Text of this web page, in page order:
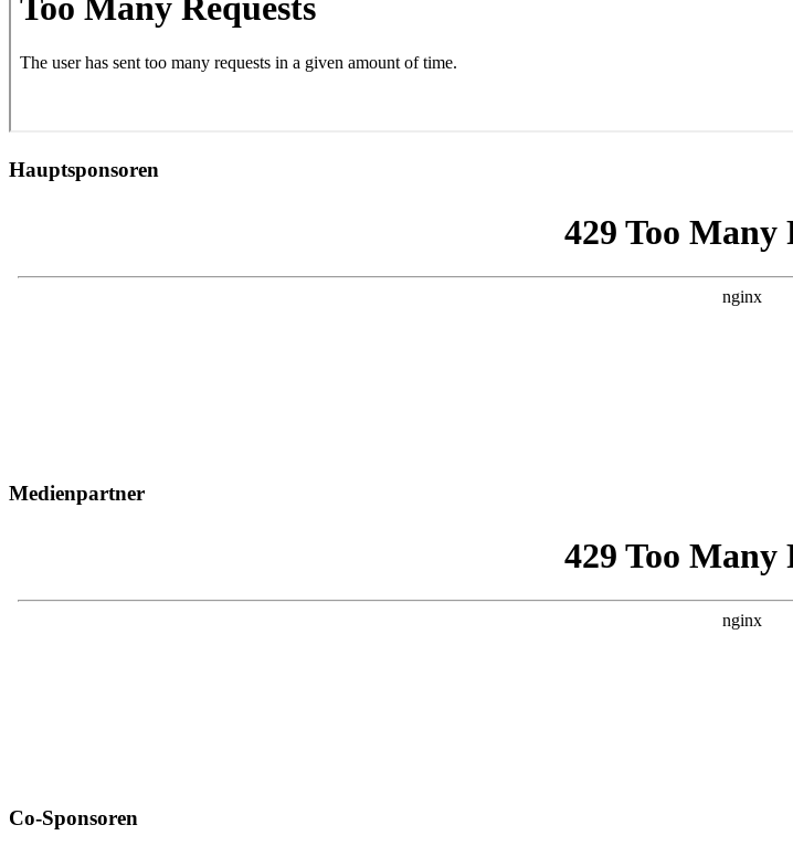
Hauptsponsoren
Medienpartner
Co-Sponsoren